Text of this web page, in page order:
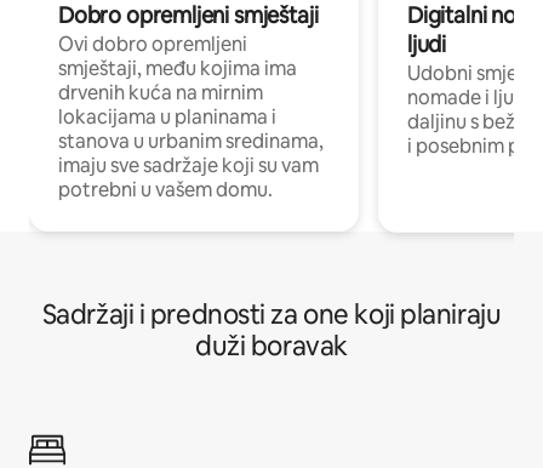
Dobro opremljeni smještaji
Ovi dobro opremljeni
smještaji, među kojima ima
drvenih kuća na mirnim
lokacijama u planinama i
stanova u urbanim sredinama,
imaju sve sadržaje koji su vam
potrebni u vašem domu.
Digitalni
ljudi
Udobni
nomade i ljude
daljinu s
i posebnim
Sadržaji i prednosti za one koji planiraju
duži boravak